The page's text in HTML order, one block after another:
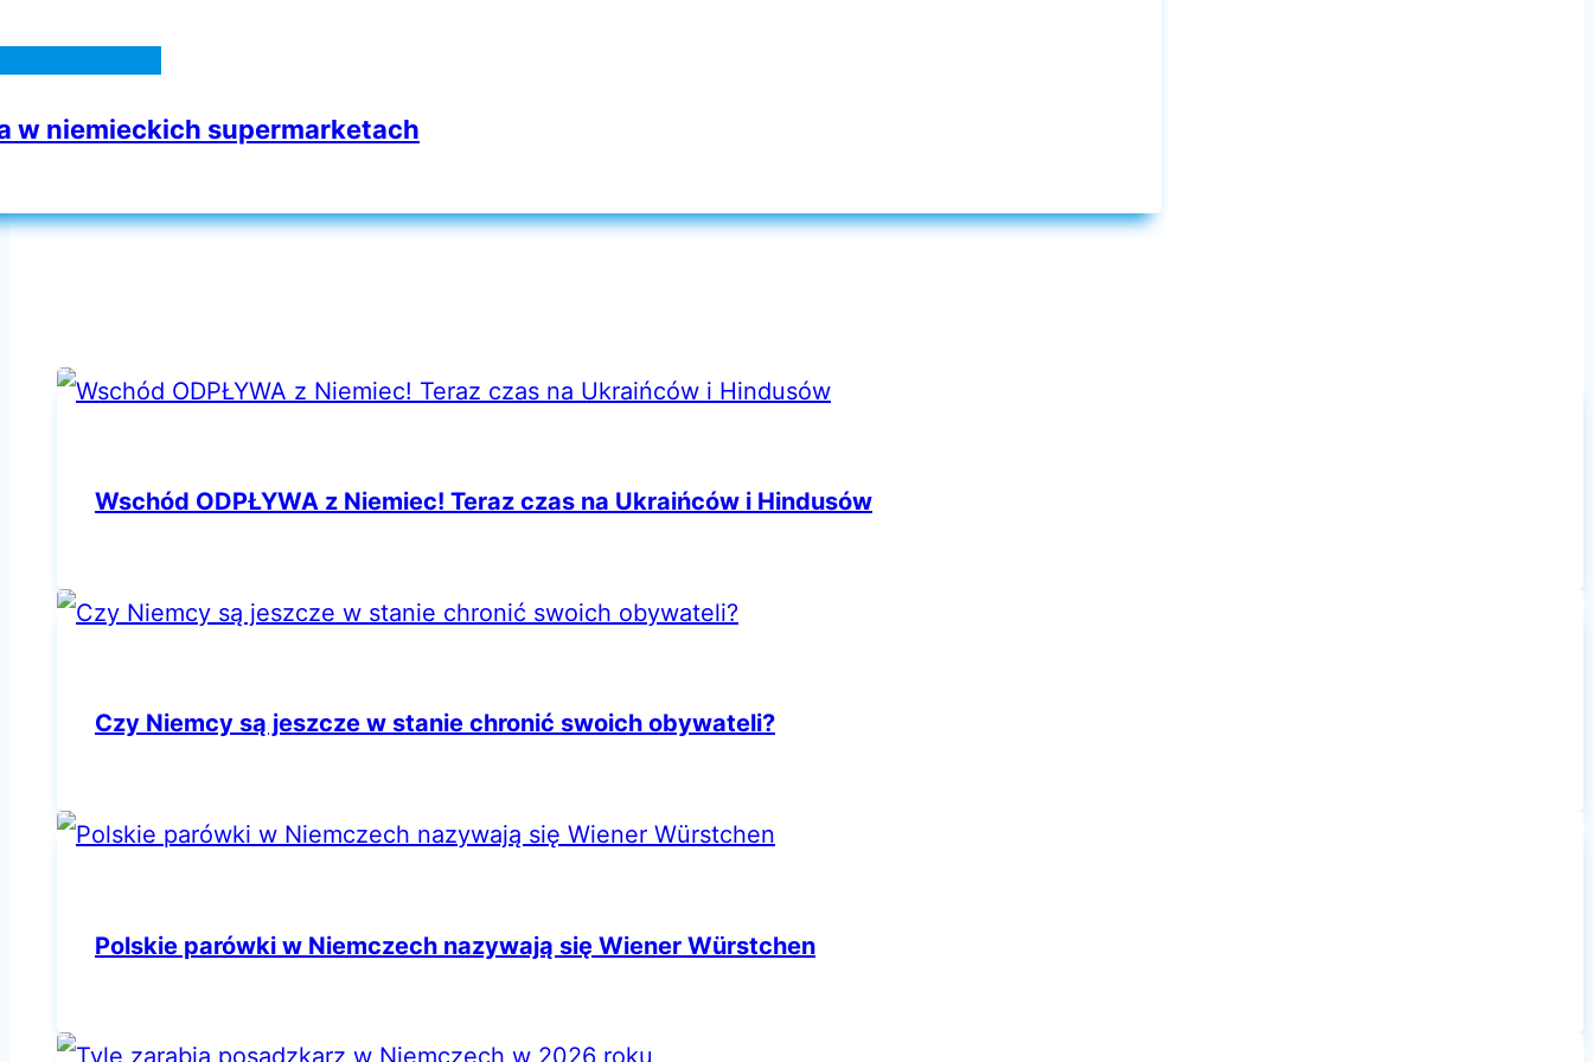
w niemieckich supermarketach
Wschód ODPŁYWA z Niemiec! Teraz czas na Ukraińców i Hindusów
Czy Niemcy są jeszcze w stanie chronić swoich obywateli?
Polskie parówki w Niemczech nazywają się Wiener Würstchen